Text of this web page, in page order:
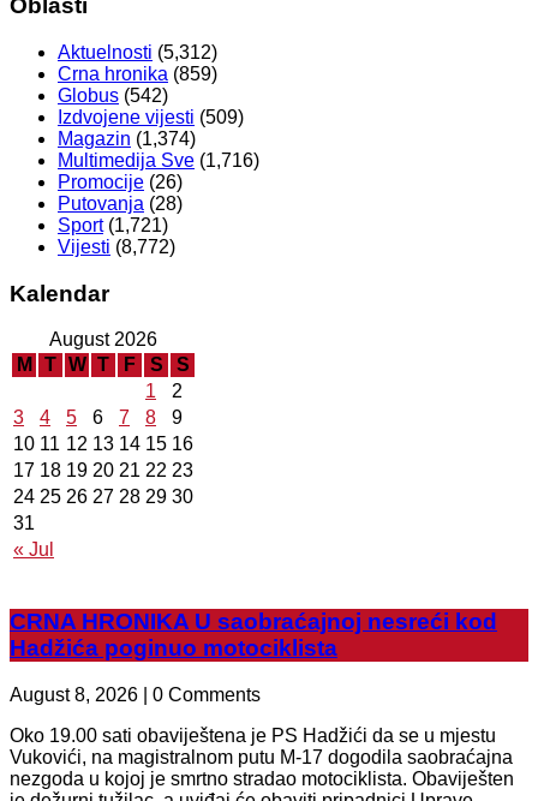
Oblasti
Aktuelnosti (5,312)
Crna hronika (859)
Globus (542)
Izdvojene vijesti (509)
Magazin (1,374)
Multimedija Sve (1,716)
Promocije (26)
Putovanja (28)
Sport(1,721)
Vijesti (8,772)
Kalendar
August 2026
M
T W T F S S
« Jul
1
2
3
4 5 6 7 8
9
10 11 12 13 14 15 16
17 18 19 20 21 22 23
24 25 26 27 28 29 30
31
CRNA HRONIKA U saobraćajnoj nesreći kod
Hadžića poginuo motociklista
August 8, 2026 | 0 Comments
Oko 19.00 sati obaviještena je PS Hadžići da se u mjestu
Vukovići, na magistralnom putu M-17 dogodila saobraćajna
nezgoda u kojoj je smrtno stradao motociklista. Obaviješten